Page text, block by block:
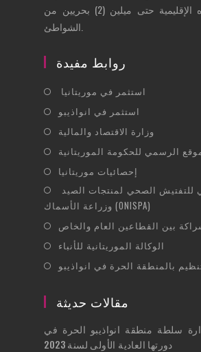
الشاطئي والمياه الإقليمية حتى ميلين (2) بحريين من
روابط مفيدة
استثمر في موريتانيا
new
tab
استثمر في انواذيبو
in
new
وزارة الاقتصاد والمالية
tab
الرسمي للحكومة الموريتانية
إحصائيات موريتانيا
in
a
new
وزراعة الأسماك (ONISPA)
الوكالة الموريتانية للأنباء
in
بالمنطقة الحرة في انواذيبو
مقالات حديثة
سلطة منطقة انواذيبو الحرة في
دورتها العادية الأولى لسنة 2023